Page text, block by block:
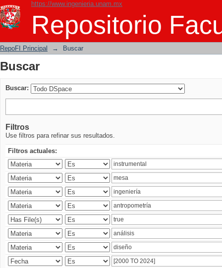
https://www.ingenieria.unam.mx
Repositorio
Buscar
RepoFI Principal → Buscar
Buscar
Buscar:
Filtros
Use filtros para refinar sus resultados.
Filtros actuales: